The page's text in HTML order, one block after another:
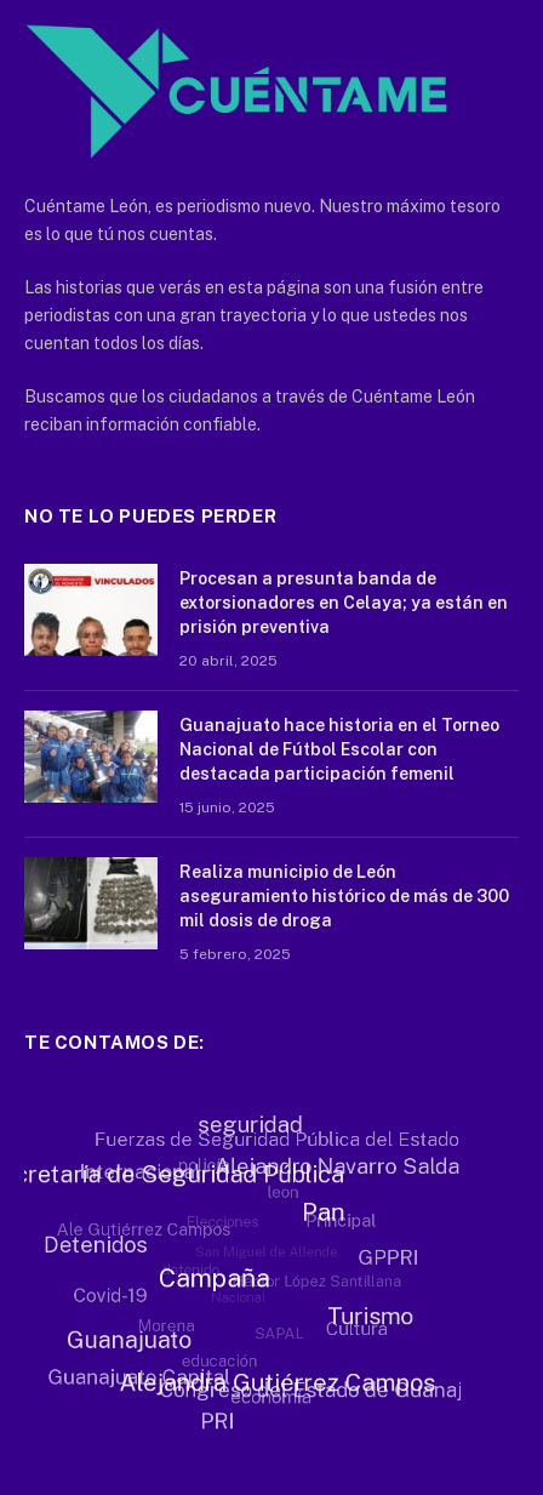
Cuéntame León, es periodismo nuevo. Nuestro máximo tesoro
es lo que tú nos cuentas.
Las historias que verás en esta página son una fusión entre
periodistas con una gran trayectoria y lo que ustedes nos
cuentan todos los días.
Buscamos que los ciudadanos a través de Cuéntame León
reciban información confiable.
NO TE LO PUEDES PERDER
Procesan a presunta banda de
extorsionadores en Celaya; ya están en
prisión preventiva
20 abril, 2025
Guanajuato hace historia en el Torneo
Nacional de Fútbol Escolar con
destacada participación femenil
15 junio, 2025
Realiza municipio de León
aseguramiento histórico de más de 300
mil dosis de droga
5 febrero, 2025
TE CONTAMOS DE: